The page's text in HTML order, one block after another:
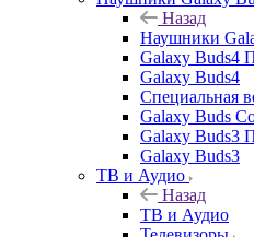
Назад
Наушники
Galaxy Buds4
Galaxy Buds4
Специальная
Galaxy Buds
Galaxy Buds3
Galaxy Buds3
ТВ и Аудио
Назад
ТВ и Аудио